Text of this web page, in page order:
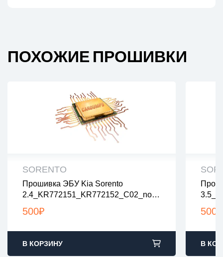
ПОХОЖИЕ ПРОШИВКИ
SORENTO
Прошивка ЭБУ Kia Sorento
2.4_KR772151_KR772152_C02_nola
500₽
все файлы проверены на вирусы
все файлы в архивах zip или rar
загрузка с 9:00-22:00 по Москве
В КОРЗИНУ
500
все
все
В